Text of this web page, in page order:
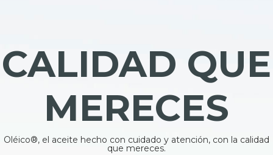
CALIDAD QUE
MERECES
Oléico®, el aceite hecho con cuidado y atención, con la calidad
que mereces.